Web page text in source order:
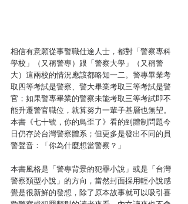
相信有意願從事警職仕途人士，都對「警察專科
學校」（又稱警專）跟「警察大學」（又稱警
大）這兩校的情況應該都略知一二。警專畢業考
取四等考試是警察、警大畢業考取三等考試是警
官；如果警專畢業的警察未能考取三等考試即不
能升遷警官職位，就算努力一輩子基層也無望。
本書《七十號，你的鳥歪了》看的到體制問題今
日仍存於台灣警察體系；但更多是發出不同的員
警聲音：「你為什麼想當警察？」
本書風格是「警專背景的犯罪小說」或是「台灣
警察類型小說」的方向，當然封面採用輕小說感
覺是很新鮮的發想，除了原本故事就可以吸引喜